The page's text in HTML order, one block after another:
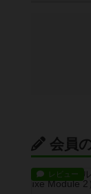
会員
レビュー